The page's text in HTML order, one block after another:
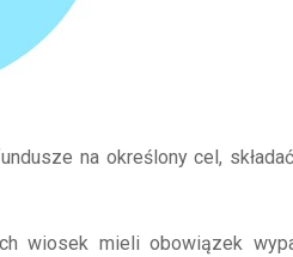
na określony cel,
wiosek mieli obowiązek